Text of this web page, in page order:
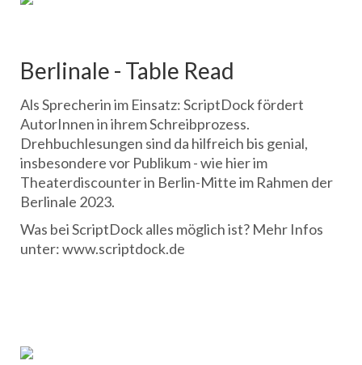
Berlinale - Table Read
Als Sprecherin im Einsatz: ScriptDock fördert
AutorInnen in ihrem Schreibprozess.
Drehbuchlesungen sind da hilfreich bis genial,
insbesondere vor Publikum - wie hier im
Theaterdiscounter in Berlin-Mitte im Rahmen der
Berlinale 2023.
Was bei ScriptDock alles möglich ist? Mehr Infos
unter: www.scriptdock.de